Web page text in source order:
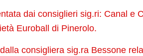
dai consiglieri sig.ri: Canal e
Euroball di Pinerolo.
consigliera sig.ra Bessone